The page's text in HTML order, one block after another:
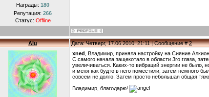
Награды: 180
Репутация: 266
Статус: Offline
Alu Дата: Четверг, 17.06.2010, 21:11 | Сообщение #2
xned , Владимир, приняла настройку на Сияние
С самого начала защекотало в области 3го глаза,
увеличиваться. Каких-то вибраций энергии не было,
и меня как будто в него поместили, затем немного
совсем не долго. Затем просто небольшая общая
Владимир, благодарю!